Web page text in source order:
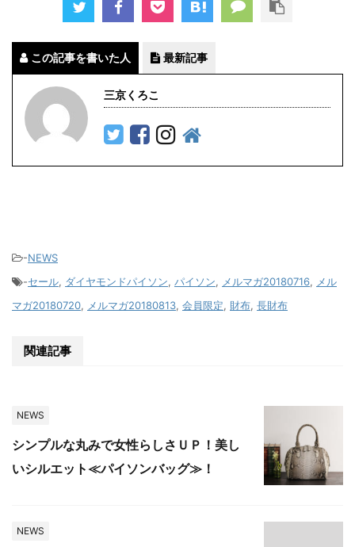
この記事を書いた人 最新記事
三京くろこ
-NEWS
-セール, ダイヤモンドパイソン, パイソン, メルマガ20180716, メル
マガ20180720, メルマガ20180813, 会員限定, 財布, 長財布
関連記事
NEWS
シンプルな丸みで女性らしさＵＰ！美し
いシルエット≪パイソンバッグ≫！
NEWS